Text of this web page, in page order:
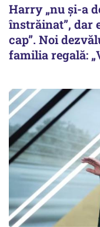
Harry „nu și-a
înstrăinat”, dar
cap”. Noi
familia regală: